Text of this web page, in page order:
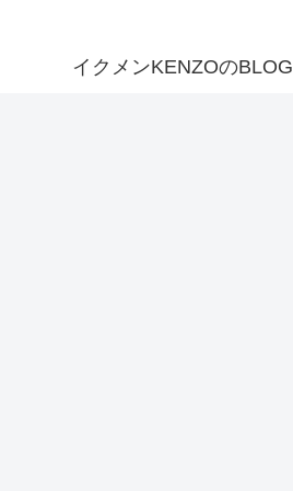
イクメンKENZOのBLOG